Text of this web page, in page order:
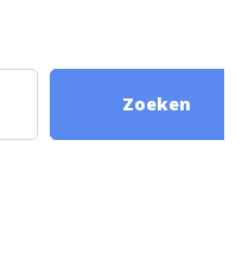
Zoeken